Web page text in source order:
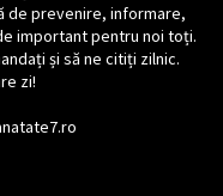
de prevenire, informare,
important pentru noi toți.
și să ne citiți zilnic.
zi!